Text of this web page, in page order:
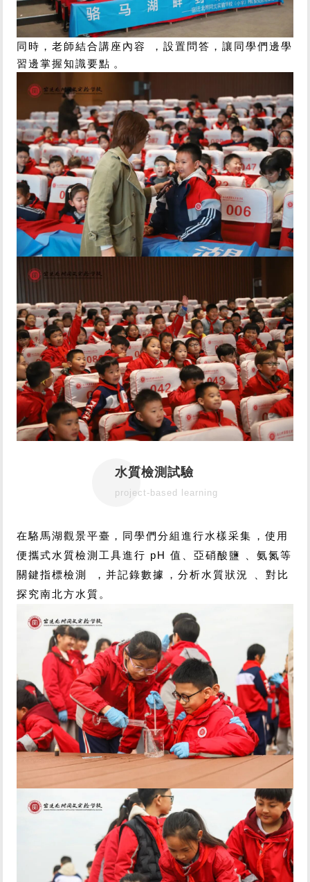
同時，老師結合講座內容，設置問答，讓同學們邊學
習邊掌握知識要點。
水質檢測試驗
project-based learning
在駱馬湖觀景平臺，同學們分組進行水樣采集，使用
便攜式水質檢測工具進行 pH 值、亞硝酸鹽、氨氮等
關鍵指標檢測，并記錄數據，分析水質狀況、對比
探究南北方水質。